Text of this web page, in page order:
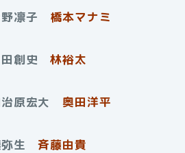
野凛子 橋本マナミ
田創史林裕太
治原宏大奥田洋平
弥生斉藤由貴